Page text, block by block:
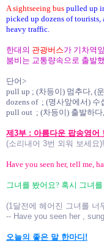
A sightseeing bus pulled up
picked up dozens of
heavy traffic.
한대의 관광버스가 기차역
붐비는 교통량속으로 출발
단어>
pull up ; (차등이) 멈추다, (
dozens of ; (명사앞에서) 수
pull out ; (차등이) 출발하
제3부 : 아름다운 팝송영어
(소리내어 3번 외워 보세요)!
Have you seen her, tell me,
그녀를 봤어요? 혹시 그녀
(1달전에 헤어진 그녀를 너
-- Have you seen her ,
오늘의 좋은 말 한마디!